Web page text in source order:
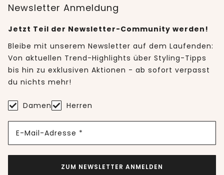
Newsletter Anmeldung
Jetzt Teil der Newsletter-Community werden!
Bleibe mit unserem Newsletter auf dem Laufenden:
Von aktuellen Trend-Highlights über Styling-Tipps
bis hin zu exklusiven Aktionen - ab sofort verpasst
du nichts mehr!
Damen Herren
E-Mail-Adresse *
ZUM NEWSLETTER ANMELDEN